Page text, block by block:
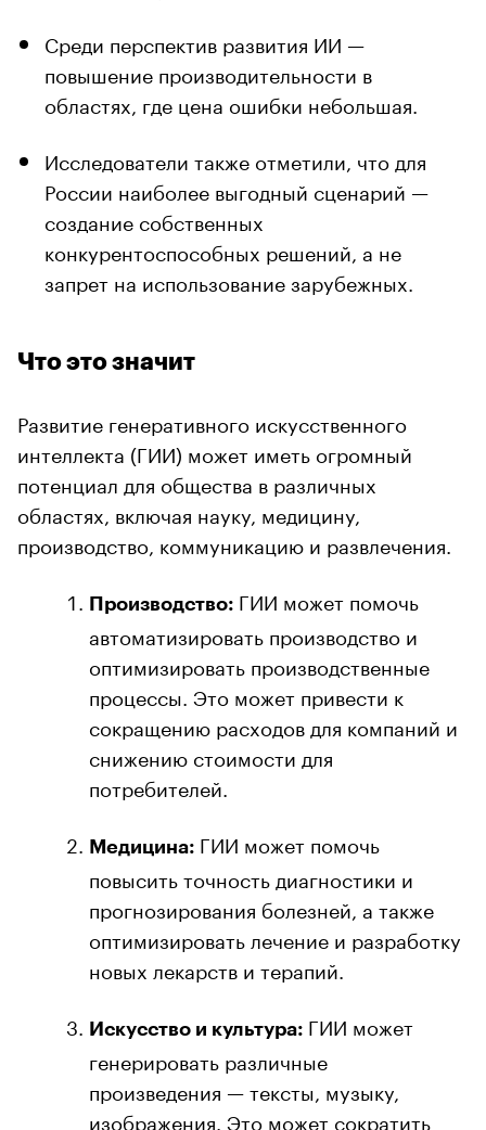
Среди перспектив развития ИИ —
повышение производительности в
областях, где цена ошибки небольшая.
Исследователи также отметили, что для
России наиболее выгодный сценарий —
создание собственных
конкурентоспособных решений, а не
запрет на использование зарубежных.
Что это значит
Развитие генеративного искусственного
интеллекта (ГИИ) может иметь огромный
потенциал для общества в различных
областях, включая науку, медицину,
производство, коммуникацию и развлечения.
Производство: ГИИ может помочь
автоматизировать производство и
оптимизировать производственные
процессы. Это может привести к
сокращению расходов для компаний и
снижению стоимости для
потребителей.
Медицина: ГИИ может помочь
повысить точность диагностики и
прогнозирования болезней, а также
оптимизировать лечение и разработку
новых лекарств и терапий.
Искусство и культура: ГИИ может
генерировать различные
произведения — тексты, музыку,
изображения. Это может сократить